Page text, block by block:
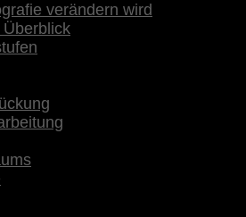
verändern wird